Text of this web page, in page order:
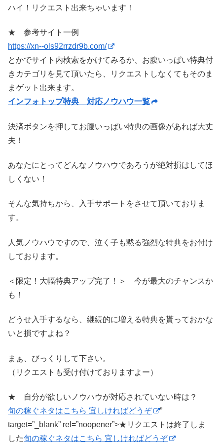
ハイ！リクエスト出来ちゃいます！
★ 参考サイト一例
https://xn--ols92rrzdr9b.com/
とかでサイト内検索をかけてみるか、お腹いっぱい特典付
きカテゴリを見て頂いたら、リクエストしなくてもそのま
まゲット出来ます。
インフォトップ特典 対応ノウハウ一覧
決済ボタンを押してお腹いっぱい特典の画像があれば大丈
夫！
あなたにとってどんなノウハウであろうが絶対損はしてほ
しくない！
そんな気持ちから、入手サポートをさせて頂いておりま
す。
人気ノウハウですので、泣く子も黙る強烈な特典をお付け
しております。
＜限定！大幅特典アップ完了！＞ 今が最大のチャンスか
も！
どうせ入手するなら、継続的に増える特典を貰っておかな
いと損ですよね？
まぁ、びっくりして下さい。
（リクエストも受け付けておりますよー）
★ 自分が欲しいノウハウが対応されていない時は？
旬の稼ぐネタはこちら 宜しければどうぞ
”
target=”_blank” rel=”noopener”>★リクエストは終了しま
した旬の稼ぐネタはこちら 宜しければどうぞ